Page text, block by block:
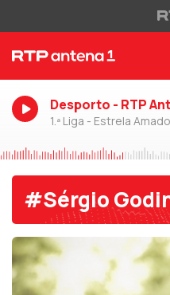
Desporto - RTP
1.ª Liga - Estrela
#Sérgio